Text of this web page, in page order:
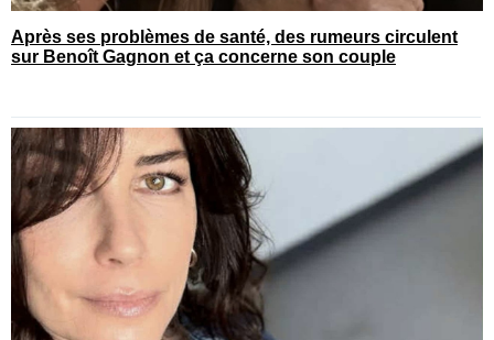
Après ses problèmes de santé, des rumeurs circulent
sur Benoît Gagnon et ça concerne son couple